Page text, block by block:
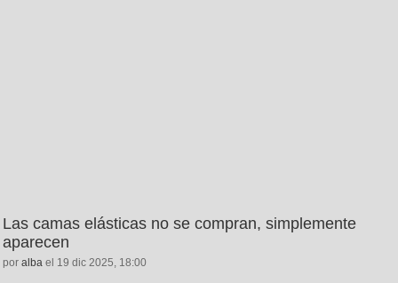
Las camas elásticas no se compran, simplemente
aparecen
por alba el 19 dic 2025, 18:00